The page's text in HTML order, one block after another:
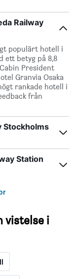
Railway
populärt hotell i
ett betyg på 8,8
President
Granvia Osaka
rankade hotell i
från
Stockholms
Station
vistelse i